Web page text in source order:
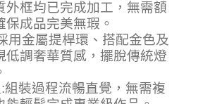
外框均已完成加工，無需額
成品完美無瑕。
用金屬提桿環、搭配金色及
低調奢華質感，擺脫傳統燈
組裝過程流暢直覺，無需複